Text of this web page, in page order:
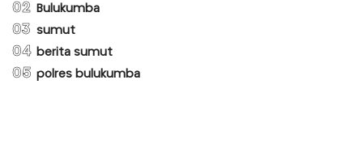
02 Bulukumba
03 sumut
04 berita sumut
05 polres bulukumba